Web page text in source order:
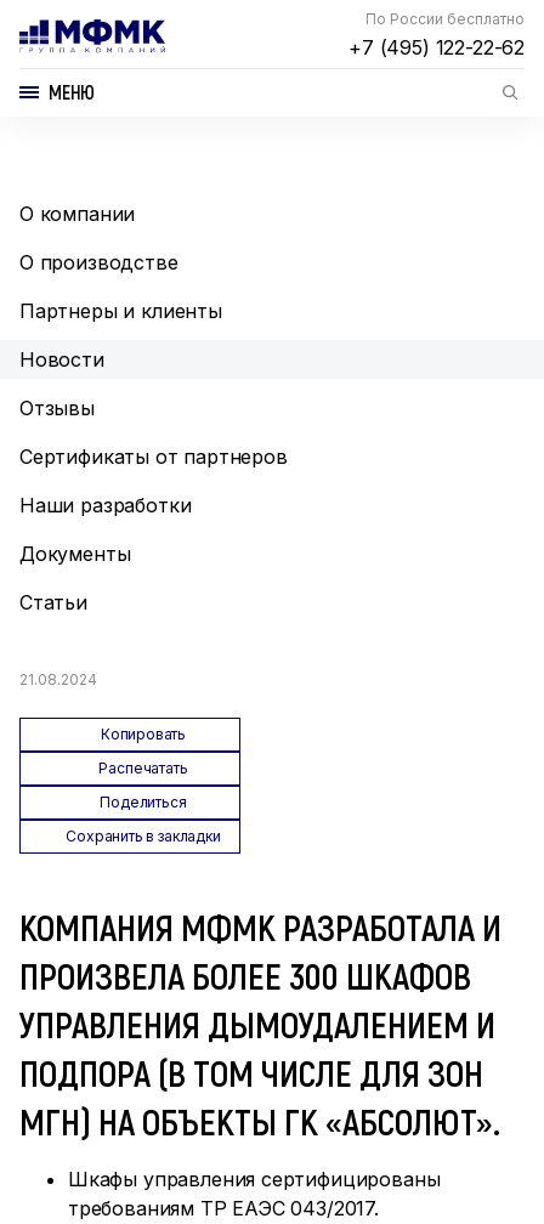
По России бесплатно
+7 (495) 122-22-62
МЕНЮ
О компании
О производстве
Партнеры и клиенты
Новости
Отзывы
Сертификаты от партнеров
Наши разработки
Документы
Статьи
21.08.2024
Копировать
Распечатать
Поделиться
Сохранить в закладки
КОМПАНИЯ МФМК РАЗРАБОТАЛА И
ПРОИЗВЕЛА БОЛЕЕ 300 ШКАФОВ
УПРАВЛЕНИЯ ДЫМОУДАЛЕНИЕМ И
ПОДПОРА (В ТОМ ЧИСЛЕ ДЛЯ ЗОН
МГН) НА ОБЪЕКТЫ ГК «АБСОЛЮТ».
Шкафы управления сертифицированы
требованиям ТР ЕАЭС 043/2017.